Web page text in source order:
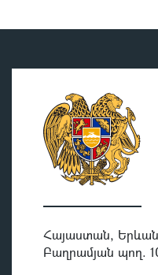
Հայաստան,
Բաղրամյան պող.